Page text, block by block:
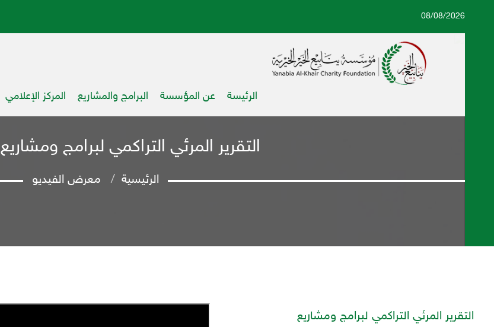
08/08/2026
الرئيسة عن المؤسسة البرامج والمشاريع المركز الإعلامي
التقرير المرئي التراكمي لبرامج
الرئيسية معرض الفيديو
التقرير المرئي التراكمي لبرامج ومشاريع